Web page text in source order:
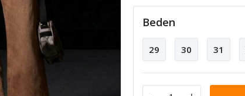
Beden
29 30 31